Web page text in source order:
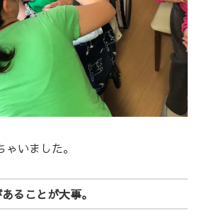
いました。
ることが大事。